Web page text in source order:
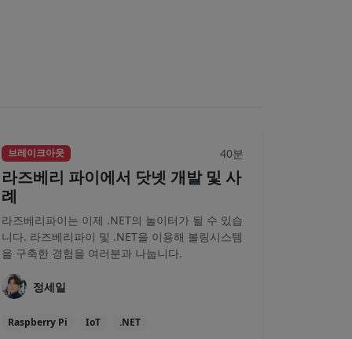
브레이크아웃 40분
라즈베리 파이에서 닷넷 개발 및 사
례
라즈베리파이는 이제 .NET의 놀이터가 될 수 있습
니다. 라즈베리파이 및 .NET을 이용해 볼링시스템
을 구축한 경험을 여러분과 나눕니다.
정세일
Raspberry Pi IoT .NET